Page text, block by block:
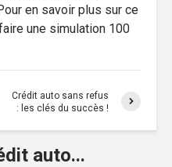
en savoir plus sur ce
une simulation 100
Crédit auto sans refus
: les clés du succès !
auto...